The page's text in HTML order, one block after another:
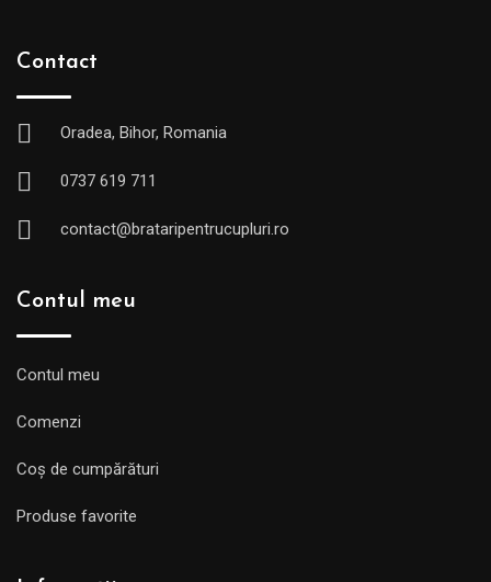
Contact
Oradea, Bihor, Romania
0737 619 711
contact@brataripentrucupluri.ro
Contul meu
Contul meu
Comenzi
Coș de cumpărături
Produse favorite